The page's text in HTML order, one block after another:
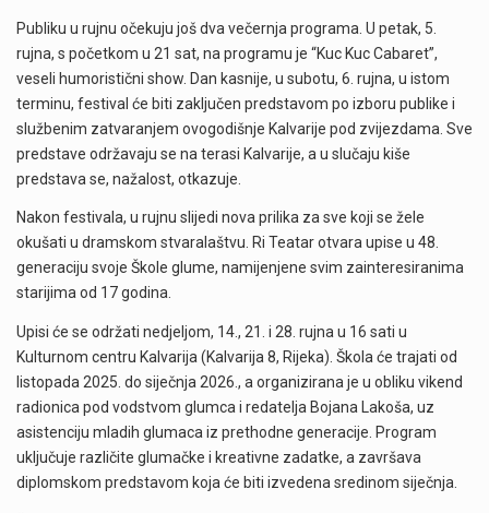
Publiku u rujnu očekuju još dva večernja programa. U petak, 5.
rujna, s početkom u 21 sat, na programu je “Kuc Kuc Cabaret”,
veseli humoristični show. Dan kasnije, u subotu, 6. rujna, u istom
terminu, festival će biti zaključen predstavom po izboru publike i
službenim zatvaranjem ovogodišnje Kalvarije pod zvijezdama. Sve
predstave održavaju se na terasi Kalvarije, a u slučaju kiše
predstava se, nažalost, otkazuje.
Nakon festivala, u rujnu slijedi nova prilika za sve koji se žele
okušati u dramskom stvaralaštvu. Ri Teatar otvara upise u 48.
generaciju svoje Škole glume, namijenjene svim zainteresiranima
starijima od 17 godina.
Upisi će se održati nedjeljom, 14., 21. i 28. rujna u 16 sati u
Kulturnom centru Kalvarija (Kalvarija 8, Rijeka). Škola će trajati od
listopada 2025. do siječnja 2026., a organizirana je u obliku vikend
radionica pod vodstvom glumca i redatelja Bojana Lakoša, uz
asistenciju mladih glumaca iz prethodne generacije. Program
uključuje različite glumačke i kreativne zadatke, a završava
diplomskom predstavom koja će biti izvedena sredinom siječnja.